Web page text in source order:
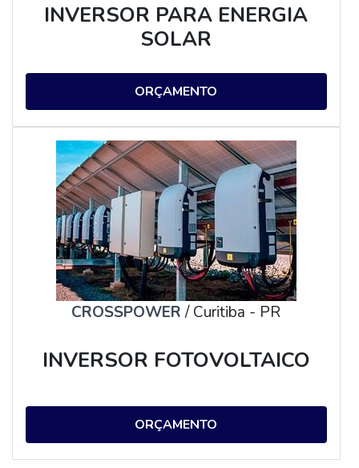
INVERSOR PARA ENERGIA
SOLAR
ORÇAMENTO
CROSSPOWER/ Curitiba - PR
INVERSOR FOTOVOLTAICO
ORÇAMENTO